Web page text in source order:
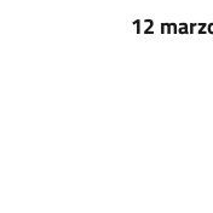
12